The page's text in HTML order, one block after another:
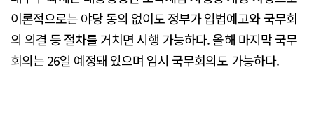
이론적으로는 야당 동의 없이도 정부가 입법예고와 국무회
의 의결 등 절차를 거치면 시행 가능하다. 올해 마지막 국무
회의는 26일 예정돼 있으며 임시 국무회의도 가능하다.